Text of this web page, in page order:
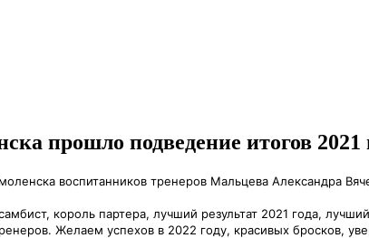
прошло подведение итогов 2021
воспитанников тренеров Мальцева Александра
король партера, лучший результат 2021 года,
Желаем успехов в 2022 году, красивых бросков,